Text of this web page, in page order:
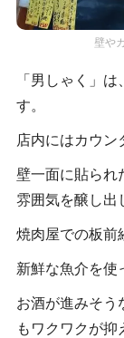
壁や
「男しゃく」
す。
店内にはカウン
壁一面に貼られ
雰囲気を醸し出
焼肉屋での板前
新鮮な魚介を使
お酒が進みそう
もワクワクが抑